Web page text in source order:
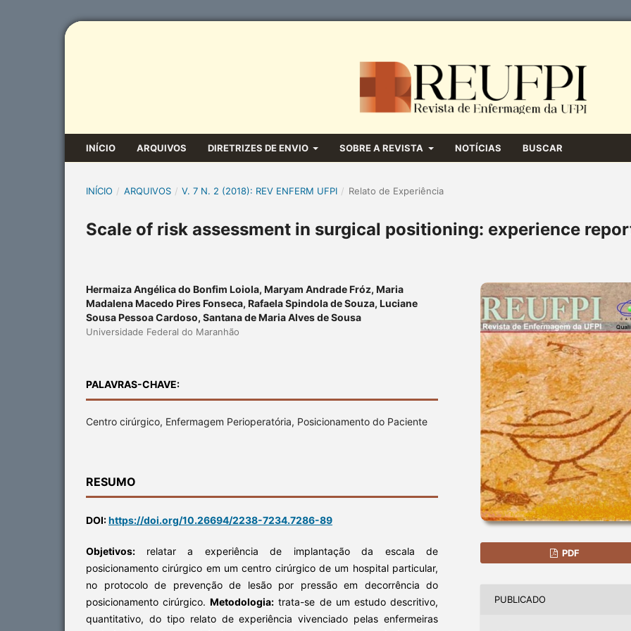
INÍCIO ARQUIVOS DIRETRIZES DE ENVIO SOBRE A REVISTA NOTÍCIAS BUSCAR
INÍCIO / ARQUIVOS / V. 7 N. 2 (2018): REV ENFERM UFPI / Relato de Experiência
Scale of risk assessment in surgical positioning: experience
Hermaiza Angélica do Bonfim Loiola, Maryam Andrade Fróz, Maria
Madalena Macedo Pires Fonseca, Rafaela Spindola de Souza, Luciane
Sousa Pessoa Cardoso, Santana de Maria Alves de Sousa
Universidade Federal do Maranhão
PALAVRAS-CHAVE:
Centro cirúrgico, Enfermagem Perioperatória, Posicionamento do Paciente
RESUMO
DOI:https://doi.org/10.26694/2238-7234.7286-89
Objetivos: relatar a experiência de implantação da escala de
posicionamento cirúrgico em um centro cirúrgico de um hospital particular,
no protocolo de prevenção de lesão por pressão em decorrência do
posicionamento cirúrgico.Metodologia: trata-se de um estudo descritivo,
quantitativo, do tipo relato de experiência vivenciado pelas enfermeiras
PDF
PUBLICADO